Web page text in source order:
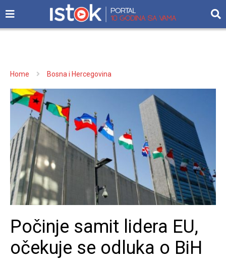
Home Bosna i Hercegovina
Počinje samit lidera EU,
očekuje se odluka o BiH